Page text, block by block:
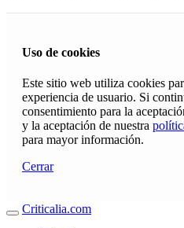
Uso de cookies
Este sitio web utiliza cookies
experiencia de usuario. Si
consentimiento para la
y la aceptación de nuestra
para mayor información.
Cerrar
Criticalia.com